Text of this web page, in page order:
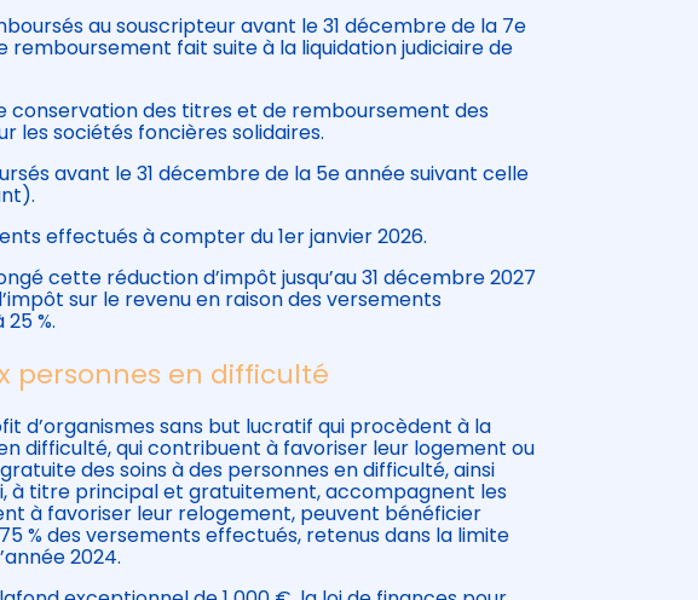
au souscripteur avant le 31 décembre de la 7e
remboursement fait suite à la liquidation judiciaire de
conservation des titres et de remboursement des
les sociétés foncières solidaires.
avant le 31 décembre de la 5e année suivant celle
effectués à compter du 1er janvier 2026.
cette réduction d’impôt jusqu’au 31 décembre 2027
sur le revenu en raison des versements
%.
personnes en difficulté
d’organismes sans but lucratif qui procèdent à la
difficulté, qui contribuent à favoriser leur logement ou
des soins à des personnes en difficulté, ainsi
à titre principal et gratuitement, accompagnent les
à favoriser leur relogement, peuvent bénéficier
% des versements effectués, retenus dans la limite
2024.